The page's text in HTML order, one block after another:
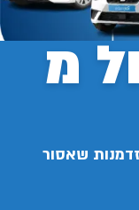
מ
שאסור